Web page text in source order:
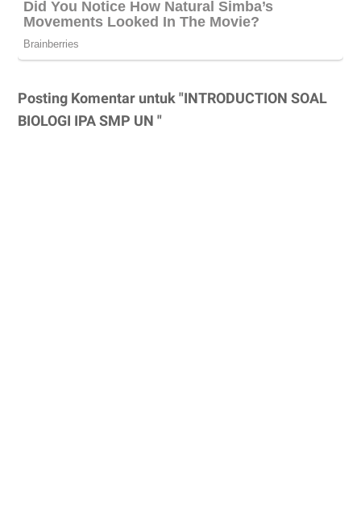
Posting Komentar untuk "INTRODUCTION SOAL
BIOLOGI IPA SMP UN "